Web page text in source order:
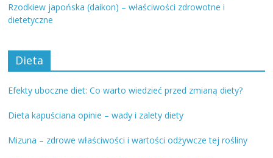
Rzodkiew japońska (daikon) – właściwości zdrowotne i
dietetyczne
Dieta
Efekty uboczne diet: Co warto wiedzieć przed zmianą diety?
Dieta kapuściana opinie – wady i zalety diety
Mizuna – zdrowe właściwości i wartości odżywcze tej rośliny